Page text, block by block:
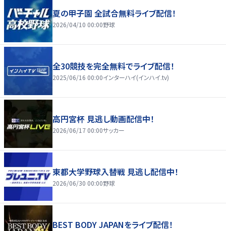
夏の甲子園 全試合無料ライブ配信！
2026/04/10 00:00野球
全30競技を完全無料でライブ配信！
2025/06/16 00:00インターハイ(インハイ.tv)
高円宮杯 見逃し動画配信中！
2026/06/17 00:00サッカー
東都大学野球入替戦 見逃し配信中！
2026/06/30 00:00野球
BEST BODY JAPANをライブ配信！